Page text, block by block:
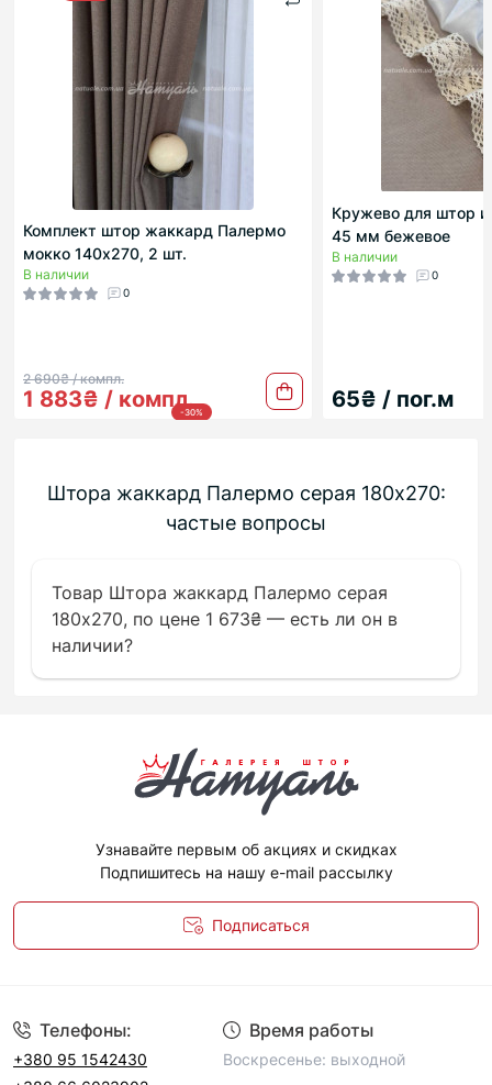
Комплект штор жаккард Палермо
мокко 140х270, 2 шт.
В наличии
0
2 690₴ / компл.
-30%
1 883₴ / компл.
Кружево для штор и
45 мм бежевое
В наличии
0
65₴ / пог.м
Штора жаккард Палермо серая 180х270:
частые вопросы
Товар Штора жаккард Палермо серая
180х270, по цене 1 673₴ — есть ли он в
наличии?
Узнавайте первым об акциях и скидках
Подпишитесь на нашу e-mail рассылку
Подписаться
Телефоны:
+380 95 1542430
Время работы
Воскресенье: выходной